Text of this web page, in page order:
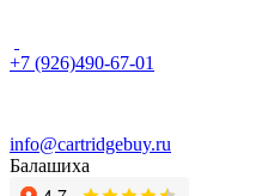
+7 (926)490-67-01
info@cartridgebuy.ru
Балашиха